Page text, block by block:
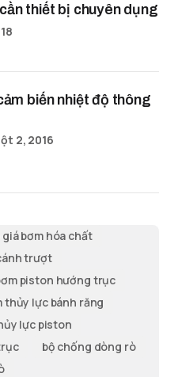
thiết bị chuyên dụng
biến nhiệt độ thông
2, 2016
giá bơm hóa chất
trượt
piston hướng trục
thủy lực bánh răng
lực piston
bộ chống dòng rò